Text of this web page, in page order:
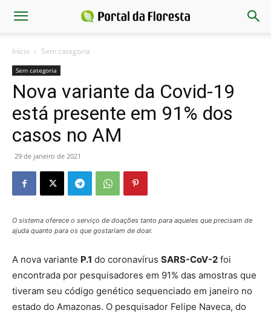
Início Sem categoria
Sem categoria
Nova variante da Covid-19
está presente em 91% dos
casos no AM
29 de janeiro de 2021
O sistema oferece o serviço de doações tanto para aqueles que precisam de
ajuda quanto para os que gostariam de doar.
A nova variante P.1 do coronavírus SARS-CoV-2 foi
encontrada por pesquisadores em 91% das amostras que
tiveram seu código genético sequenciado em janeiro no
estado do Amazonas. O pesquisador Felipe Naveca, do